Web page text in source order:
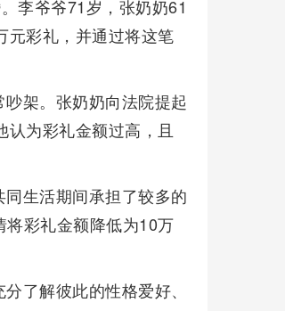
李爷爷71岁，张奶奶61
元彩礼，并通过将这笔
架。张奶奶向法院提起
为彩礼金额过高，且
生活期间承担了较多的
彩礼金额降低为10万
了解彼此的性格爱好、